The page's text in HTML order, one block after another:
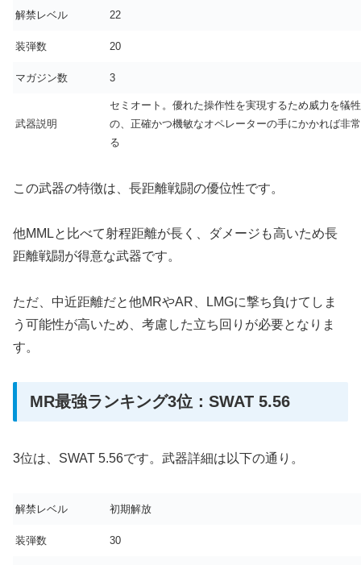
解禁レベル 22
装弾数 20
マガジン数 3
武器説明
セミオート。優れた操作性を実現するため威力を犠
の、正確かつ機敏なオペレーターの手にかかれば非
る
この武器の特徴は、長距離戦闘の優位性です。
他MMLと比べて射程距離が長く、ダメージも高いため長
距離戦闘が得意な武器です。
ただ、中近距離だと他MRやAR、LMGに撃ち負けてしま
う可能性が高いため、考慮した立ち回りが必要となりま
す。
MR最強ランキング3位：SWAT 5.56
3位は、SWAT 5.56です。武器詳細は以下の通り。
解禁レベル 初期解放
装弾数 30